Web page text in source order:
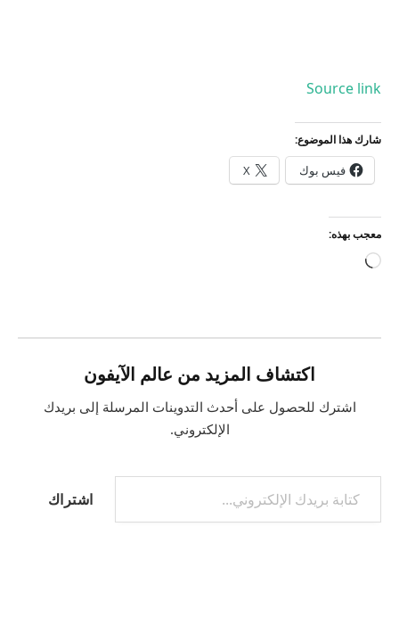
Source link
شارك هذا الموضوع:
فيس بوك X
معجب بهذه:
جاري
اكتشاف المزيد من عالم الآيفون
اشترك للحصول على أحدث التدوينات المرسلة إلى بريدك
الإلكتروني.
كتابة بريدك الإلكتروني...
اشتراك